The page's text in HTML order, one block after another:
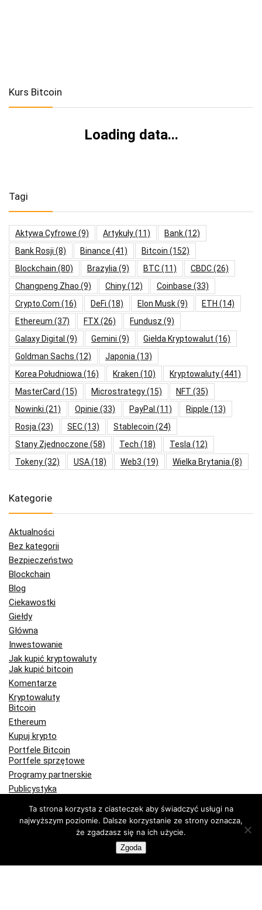
Kurs Bitcoin
Loading data...
Tagi
Aktywa Cyfrowe (9) Artykuły(11) Bank(12)
Bank Rosji (8) Binance (41) Bitcoin (152)
Blockchain (80) Brazylia (9) BTC(11) CBDC(26)
Changpeng Zhao (9) Chiny(12) Coinbase (33)
Crypto.com (16) DeFi (18) Elon Musk(9) ETH (14)
Ethereum (37) FTX (26) Fundusz (9)
Galaxy Digital (9) Gemini (9) Giełda Kryptowalut (16)
Goldman Sachs (12) Japonia (13)
Korea Południowa (16) Kraken (10) Kryptowaluty(441)
MasterCard (15) Microstrategy(15) NFT (35)
Nowinki (21) Opinie (33) PayPal (11) Ripple (13)
Rosja (23) SEC(13) Stablecoin (24)
Stany Zjednoczone (58) Tech (18) Tesla (12)
Tokeny(32) USA(18) Web3 (19) Wielka Brytania (8)
Kategorie
Aktualności
Bez kategorii
Bezpieczeństwo
Blockchain
Blog
Ciekawostki
Giełdy
Główna
Inwestowanie
Jak kupić kryptowaluty
Jak kupić bitcoin
Komentarze
Kryptowaluty
Bitcoin
Ethereum
Kupuj krypto
Portfele Bitcoin
Portfele sprzętowe
Programy partnerskie
Publicystyka
Technologia
Wiadomości Bitcoin
Kup lub sprzedaj krypto z FlyingAtom
Ta strona korzysta z ciasteczek aby świadczyć usługi na
najwyższym poziomie. Dalsze korzystanie ze strony oznacza,
że zgadzasz się na ich użycie.
Zgoda